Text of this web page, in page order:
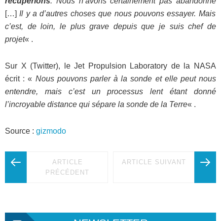
[…] Il y a d’autres choses que nous pouvons essayer. Mais
c’est, de loin, le plus grave depuis que je suis chef de
projet« .
Sur X (Twitter), le Jet Propulsion Laboratory de la NASA
écrit : « Nous pouvons parler à la sonde et elle peut nous
entendre, mais c’est un processus lent étant donné
l’incroyable distance qui sépare la sonde de la Terre« .
Source : gizmodo
ARTICLE
PRÉCÉDENT
ARTICLE SUIVANT